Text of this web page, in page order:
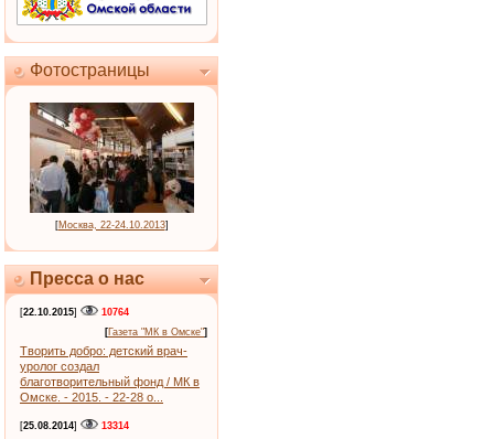
Фотостраницы
[Москва, 22-24.10.2013]
Пресса о нас
[22.10.2015]
10764
[Газета "МК в Омске"]
Творить добро: детский врач-
уролог создал
благотворительный фонд / МК в
Омске. - 2015. - 22-28 о...
[25.08.2014]
13314